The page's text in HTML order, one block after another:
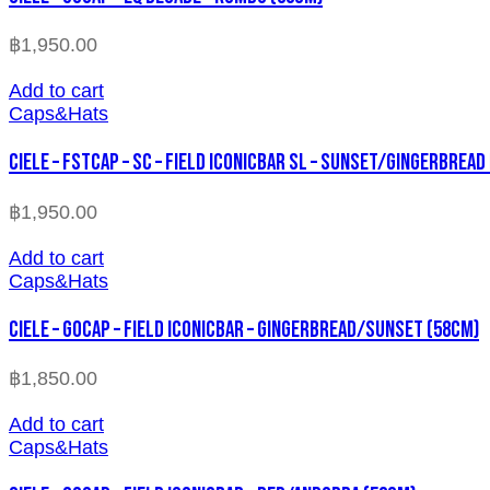
฿1,950.00
Add to cart
Caps&Hats
CIELE – FSTCAP – SC – FIELD ICONICBAR SL – SUNSET/
฿1,950.00
Add to cart
Caps&Hats
CIELE – GOCAP – FIELD ICONICBAR – GINGERBREAD/SUNSET (58cm)
฿1,850.00
Add to cart
Caps&Hats